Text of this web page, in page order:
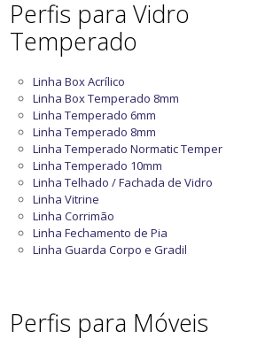
Perfis para Vidro
Temperado
Linha Box Acrílico
Linha Box Temperado 8mm
Linha Temperado 6mm
Linha Temperado 8mm
Linha Temperado Normatic Temper
Linha Temperado 10mm
Linha Telhado / Fachada de Vidro
Linha Vitrine
Linha Corrimão
Linha Fechamento de Pia
Linha Guarda Corpo e Gradil
Perfis para Móveis